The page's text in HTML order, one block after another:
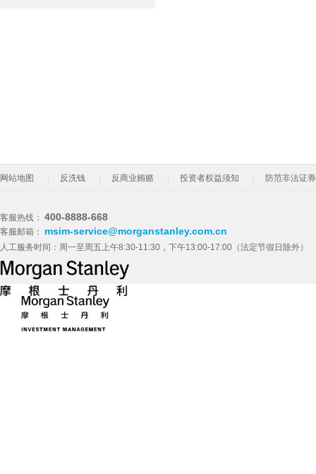
网站地图 反洗钱 反商业贿赂 投资者权益须知 防范非法证
客服热线： 400-8888-668
客服邮箱： msim-service@morganstanley.com.cn
人工服务时间：周一至周五上午8:30-11:30，下午13:00-17:00（法定节假日除外）